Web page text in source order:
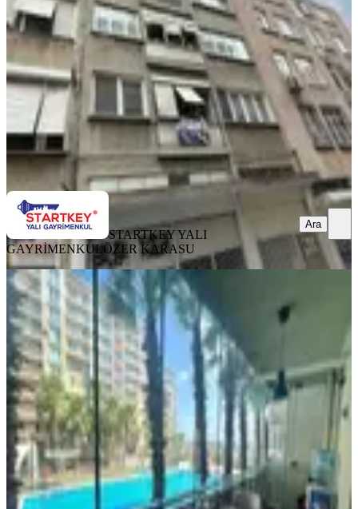
Karşıyaka, Alaybey Mahallesi
2+1·105 m²·3. Kat·06.08.2026
33.000 ₺
STARTKEY YALI GAYRİMENKULÖZER KARASU
Ara
STARTKEY YALI
GAYRİMENKULÖZER KARASU
Ara
YENİ
Soyak Siesta 2ci Etap Panaromik
Havuz Manzaralı 2+1kapalı Mutfak
Karşıyaka, İnönü Mahallesi
2+1·75 m²·2. Kat ·06.08.2026
43.750 ₺
Emine Kırımlı GayrimenkulEmine Kırımlı
Ara